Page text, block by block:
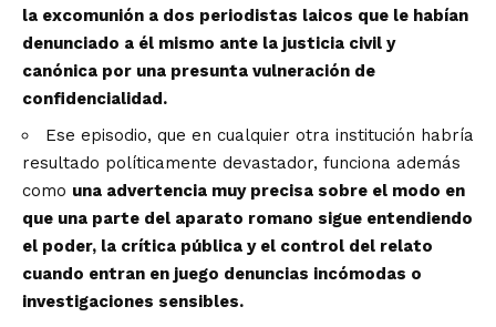
la excomunión a dos periodistas laicos que le habían
denunciado a él mismo ante la justicia civil y
canónica por una presunta vulneración de
confidencialidad.
Ese episodio, que en cualquier otra institución habría
resultado políticamente devastador, funciona además
como una advertencia muy precisa sobre el modo en
que una parte del aparato romano sigue entendiendo
el poder, la crítica pública y el control del relato
cuando entran en juego denuncias incómodas o
investigaciones sensibles.